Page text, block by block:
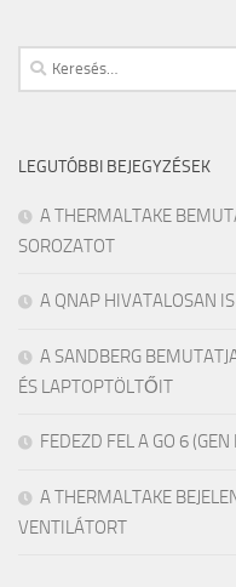
Keresés:
LEGUTÓBBI BEJEGYZÉSEK
A THERMALTAKE
SOROZATOT
A QNAP HIVATALOSAN
A SANDBERG
ÉS LAPTOPTÖLTŐIT
FEDEZD FEL A GO 6
A THERMALTAKE
VENTILÁTORT